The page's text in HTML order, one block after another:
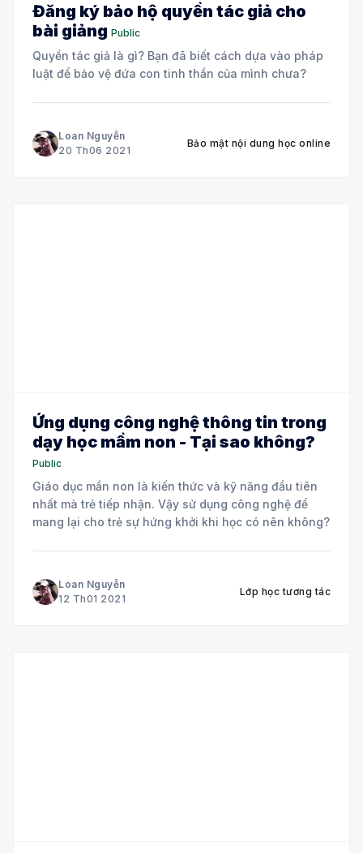
Đăng ký bảo hộ quyền tác giả cho
bài giảng Public
Quyền tác giả là gì? Bạn đã biết cách dựa vào pháp
luật để bảo vệ đứa con tinh thần của mình chưa?
Loan Nguyễn
20 Th06 2021
Bảo mật nội dung học online
Ứng dụng công nghệ thông tin trong
dạy học mầm non - Tại sao không?
Public
Giáo dục mần non là kiến thức và kỹ năng đầu tiên
nhất mà trẻ tiếp nhận. Vậy sử dụng công nghệ để
mang lại cho trẻ sự hứng khởi khi học có nên không?
Loan Nguyễn
12 Th01 2021
Lớp học tương tác